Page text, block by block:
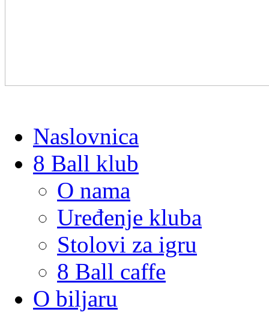
Naslovnica
8 Ball klub
O nama
Uređenje kluba
Stolovi za igru
8 Ball caffe
O biljaru